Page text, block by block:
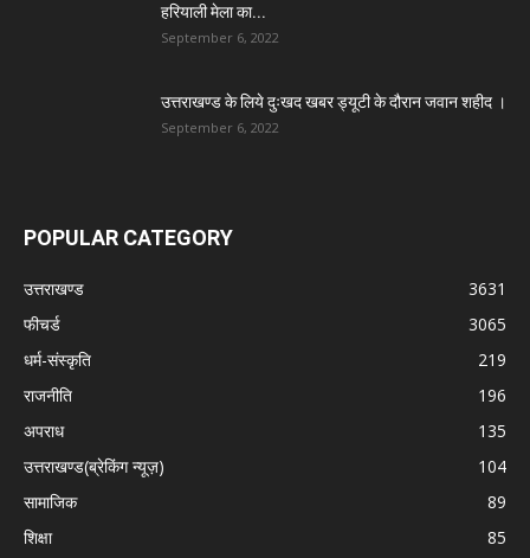
हरियाली मेला का...
September 6, 2022
उत्तराखण्ड के लिये दुःखद खबर ड्यूटी के दौरान जवान शहीद ।
September 6, 2022
POPULAR CATEGORY
उत्तराखण्ड
3631
फीचर्ड
3065
धर्म-संस्कृति
219
राजनीति
196
अपराध
135
उत्तराखण्ड(ब्रेकिंग न्यूज़)
104
सामाजिक
89
शिक्षा
85